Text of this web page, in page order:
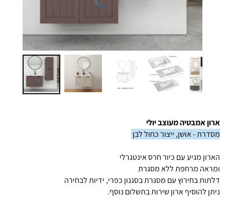
ארון אמבטיה מעוצב יולי
מסדרת - אושן, ייצור כחול לבן
הארון מגיע עם כיור חרס אינטגרלי
ומראה מרחפת ללא מסגרת
דלתות בחירוץ עם מסגרת בסגנון כפרי, ידיות לבחירה
ניתן להוסיף ארון שירות בתשלום נוסף.